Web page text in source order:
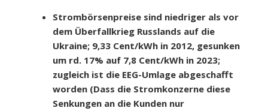
Strombörsenpreise sind niedriger als vor
dem Überfallkrieg Russlands auf die
Ukraine; 9,33 Cent/kWh in 2012, gesunken
um rd. 17% auf 7,8 Cent/kWh in 2023;
zugleich ist die EEG-Umlage abgeschafft
worden (Dass die Stromkonzerne diese
Senkungen an die Kunden nur